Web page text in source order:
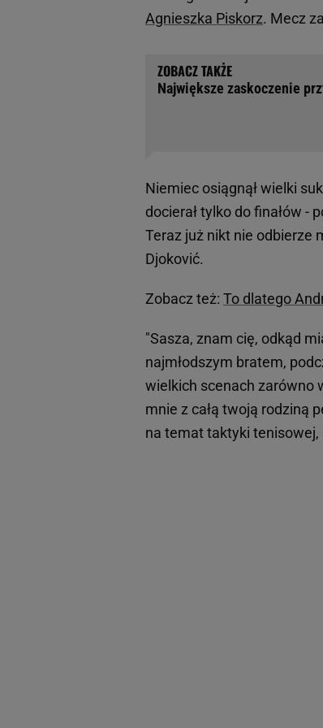
Agnieszka Piskorz. Mecz
Największe zaskoczenie
Niemiec osiągnął wielki
docierał tylko do finałów -
Teraz już nikt nie odbierze
Djoković.
Zobacz też: To dlatego
"Sasza, znam cię, odkąd
najmłodszym bratem,
wielkich scenach zarówno
mnie z całą twoją rodziną
na temat taktyki tenisowej,